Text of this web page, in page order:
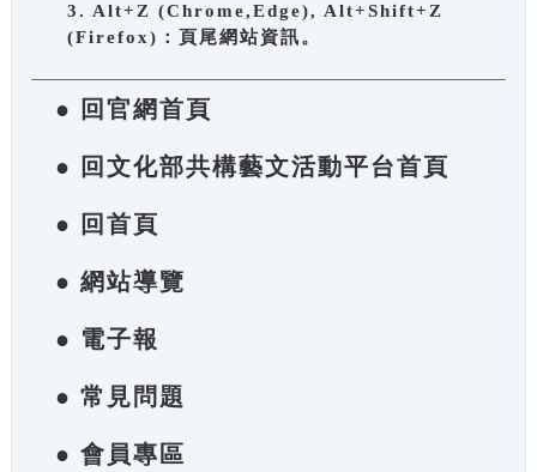
3. Alt+Z (Chrome,Edge), Alt+Shift+Z
(Firefox)：頁尾網站資訊。
● 回官網首頁
● 回文化部共構藝文活動平台首頁
● 回首頁
● 網站導覽
● 電子報
● 常見問題
● 會員專區